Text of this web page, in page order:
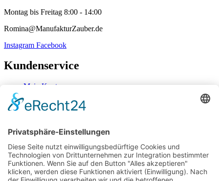
Montag bis Freitag 8:00 - 14:00
Romina@ManufakturZauber.de
Instagram Facebook
Kundenservice
Mein Konto
Zahlung & Versand
Widerrufsbelehrung
Mein Konto
Kontakt
Zahlung & Versand
Widerrufsbelehrung
Vertrag Widerrufen